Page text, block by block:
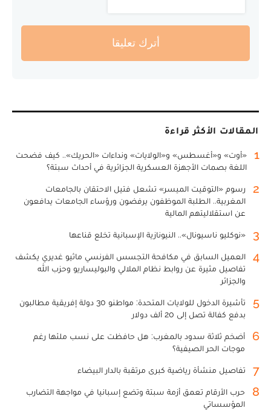
أترك تعليقا
المقالات الأكثر قراءة
1
«أوت» و«أغسطس» و«الولايات» ونداءات «الحريك».. كيف فضحت
اللغة بصمات الأجهزة العسكرية الجزائرية في أحداث سبتة؟
2
رسوم «التوقيت الميسر» تشعل فتيل الاحتقان بالجامعات
المغربية.. الطلبة الموظفون يرفضون ورؤساء الجامعات يدافعون
عن استقلاليتهم المالية
3 «نوكليو ناسيونال».. النيونازية الإسبانية تخلع قناعها
4
العميل السابق في مكافحة التجسس الفرنسي ماثيو غديري يكشف
تفاصيل مثيرة عن روابط نظام الملالي والبوليساريو وحزب الله
والجزائر
5
تأشيرة الدخول للولايات المتحدة: مواطنو 30 دولة إفريقية مطالبون
بدفع كفالة تصل إلى 20 ألف دولار
6
أضخم ثلاثة سدود بالمغرب: هل حافظت على نسب ملئها رغم
موجات الحر الصيفية؟
7 تفاصيل منشأة رياضية كبرى مرتقبة بالدار البيضاء
8
حرب الأرقام تعمق أزمة سبتة وتضع إسبانيا في مواجهة التضارب
المؤسساتي